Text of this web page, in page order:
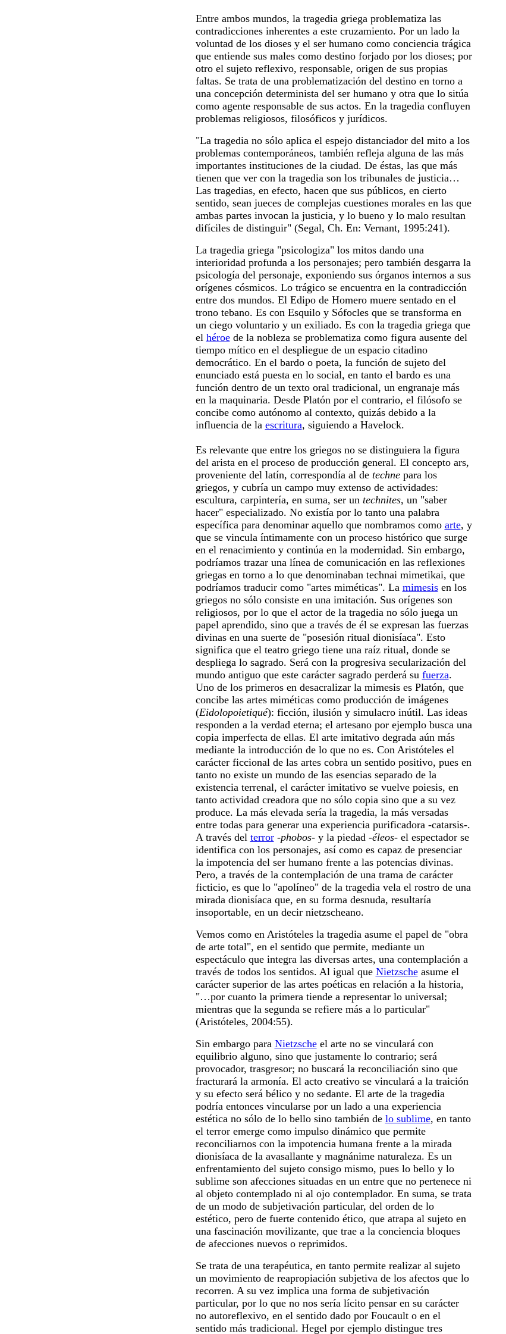
Entre ambos mundos, la tragedia griega problematiza las
contradicciones inherentes a este cruzamiento. Por un lado la
voluntad de los dioses y el ser humano como conciencia trágica
que entiende sus males como destino forjado por los dioses; por
otro el sujeto reflexivo, responsable, origen de sus propias
faltas. Se trata de una problematización del destino en torno a
una concepción determinista del ser humano y otra que lo sitúa
como agente responsable de sus actos. En la tragedia confluyen
problemas religiosos, filosóficos y jurídicos.
"La tragedia no sólo aplica el espejo distanciador del mito a los
problemas contemporáneos, también refleja alguna de las más
importantes instituciones de la ciudad. De éstas, las que más
tienen que ver con la tragedia son los tribunales de justicia…
Las tragedias, en efecto, hacen que sus públicos, en cierto
sentido, sean jueces de complejas cuestiones morales en las que
ambas partes invocan la justicia, y lo bueno y lo malo resultan
difíciles de distinguir" (Segal, Ch. En: Vernant, 1995:241).
La tragedia griega "psicologiza" los mitos dando una
interioridad profunda a los personajes; pero también desgarra la
psicología del personaje, exponiendo sus órganos internos a sus
orígenes cósmicos. Lo trágico se encuentra en la contradicción
entre dos mundos. El Edipo de Homero muere sentado en el
trono tebano. Es con Esquilo y Sófocles que se transforma en
un ciego voluntario y un exiliado. Es con la tragedia griega que
el héroede la nobleza se problematiza como figura ausente del
tiempo mítico en el despliegue de un espacio citadino
democrático. En el bardo o poeta, la función de sujeto del
enunciado está puesta en lo social, en tanto el bardo es una
función dentro de un texto oral tradicional, un engranaje más
en la maquinaria. Desde Platón por el contrario, el filósofo se
concibe como autónomo al contexto, quizás debido a la
influencia de la escritura, siguiendo a Havelock.
Es relevante que entre los griegos no se distinguiera la figura
del arista en el proceso de producción general. El concepto ars,
proveniente del latín, correspondía al de technepara los
griegos, y cubría un campo muy extenso de actividades:
escultura, carpintería, en suma, ser un technites, un "saber
hacer" especializado. No existía por lo tanto una palabra
específica para denominar aquello que nombramos como arte, y
que se vincula íntimamente con un proceso histórico que surge
en el renacimiento y continúa en la modernidad. Sin embargo,
podríamos trazar una línea de comunicación en las reflexiones
griegas en torno a lo que denominaban technai mimetikai, que
podríamos traducir como "artes miméticas". La mimesisen los
griegos no sólo consiste en una imitación. Sus orígenes son
religiosos, por lo que el actor de la tragedia no sólo juega un
papel aprendido, sino que a través de él se expresan las fuerzas
divinas en una suerte de "posesión ritual dionisíaca". Esto
significa que el teatro griego tiene una raíz ritual, donde se
despliega lo sagrado. Será con la progresiva secularización del
mundo antiguo que este carácter sagrado perderá su fuerza.
Uno de los primeros en desacralizar la mimesis es Platón, que
concibe las artes miméticas como producción de imágenes
(Eidolopoietiqué): ficción, ilusión y simulacro inútil. Las ideas
responden a la verdad eterna; el artesano por ejemplo busca una
copia imperfecta de ellas. El arte imitativo degrada aún más
mediante la introducción de lo que no es. Con Aristóteles el
carácter ficcional de las artes cobra un sentido positivo, pues en
tanto no existe un mundo de las esencias separado de la
existencia terrenal, el carácter imitativo se vuelve poiesis, en
tanto actividad creadora que no sólo copia sino que a su vez
produce. La más elevada sería la tragedia, la más versadas
entre todas para generar una experiencia purificadora -catarsis-.
A través del terror-phobos- y la piedad -éleos- el espectador se
identifica con los personajes, así como es capaz de presenciar
la impotencia del ser humano frente a las potencias divinas.
Pero, a través de la contemplación de una trama de carácter
ficticio, es que lo "apolíneo" de la tragedia vela el rostro de una
mirada dionisíaca que, en su forma desnuda, resultaría
insoportable, en un decir nietzscheano.
Vemos como en Aristóteles la tragedia asume el papel de "obra
de arte total", en el sentido que permite, mediante un
espectáculo que integra las diversas artes, una contemplación a
través de todos los sentidos. Al igual que Nietzscheasume el
carácter superior de las artes poéticas en relación a la historia,
"…por cuanto la primera tiende a representar lo universal;
mientras que la segunda se refiere más a lo particular"
(Aristóteles, 2004:55).
Sin embargo para Nietzscheel arte no se vinculará con
equilibrio alguno, sino que justamente lo contrario; será
provocador, trasgresor; no buscará la reconciliación sino que
fracturará la armonía. El acto creativo se vinculará a la traición
y su efecto será bélico y no sedante. El arte de la tragedia
podría entonces vincularse por un lado a una experiencia
estética no sólo de lo bello sino también de lo sublime, en tanto
el terror emerge como impulso dinámico que permite
reconciliarnos con la impotencia humana frente a la mirada
dionisíaca de la avasallante y magnánime naturaleza. Es un
enfrentamiento del sujeto consigo mismo, pues lo bello y lo
sublime son afecciones situadas en un entre que no pertenece ni
al objeto contemplado ni al ojo contemplador. En suma, se trata
de un modo de subjetivación particular, del orden de lo
estético, pero de fuerte contenido ético, que atrapa al sujeto en
una fascinación movilizante, que trae a la conciencia bloques
de afecciones nuevos o reprimidos.
Se trata de una terapéutica, en tanto permite realizar al sujeto
un movimiento de reapropiación subjetiva de los afectos que lo
recorren. A su vez implica una forma de subjetivación
particular, por lo que no nos sería lícito pensar en su carácter
no autoreflexivo, en el sentido dado por Foucault o en el
sentido más tradicional. Hegel por ejemplo distingue tres